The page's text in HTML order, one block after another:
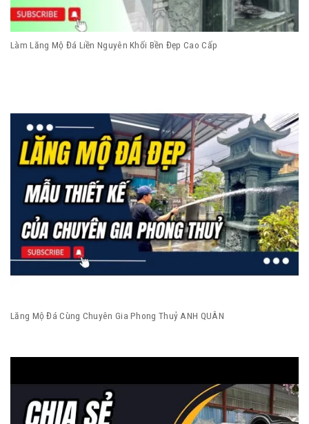
Làm Lăng Mộ Đá Liền Nguyên Khối Bền Đẹp Cao Cấp
Lăng Mộ Đá Cùng Chuyên Gia Phong Thuỷ ANH QUÂN